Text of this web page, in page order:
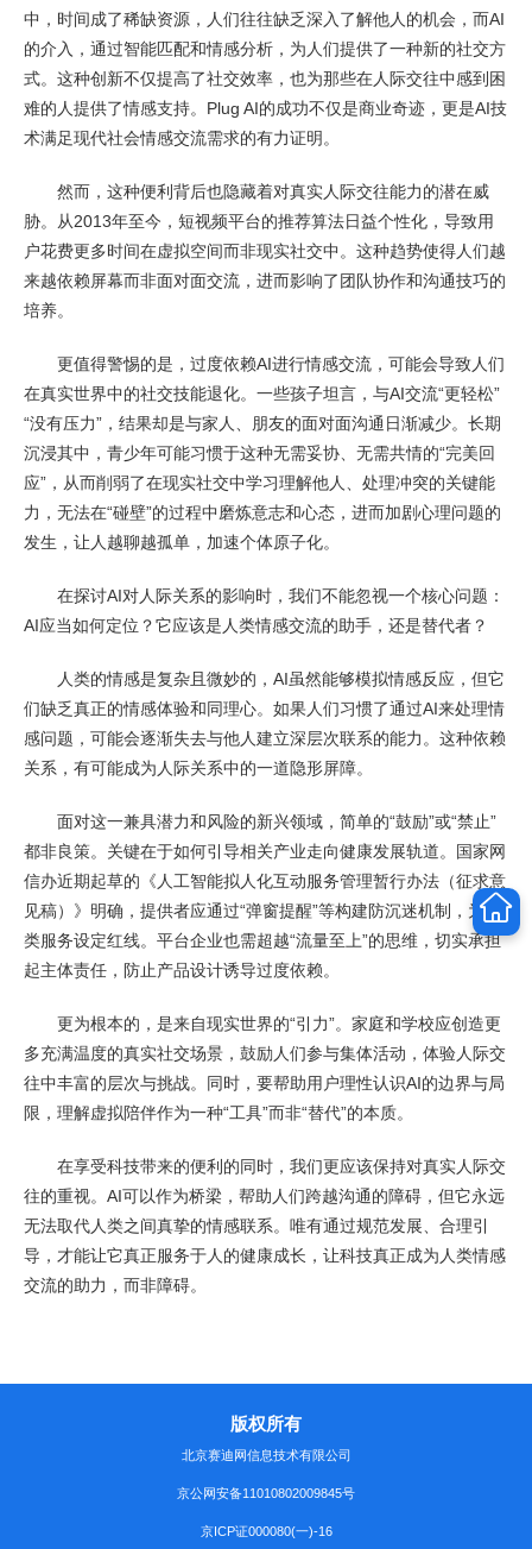
中，时间成了稀缺资源，人们往往缺乏深入了解他人的机会，而AI
的介入，通过智能匹配和情感分析，为人们提供了一种新的社交方
式。这种创新不仅提高了社交效率，也为那些在人际交往中感到困
难的人提供了情感支持。Plug AI的成功不仅是商业奇迹，更是AI技
术满足现代社会情感交流需求的有力证明。
然而，这种便利背后也隐藏着对真实人际交往能力的潜在威
胁。从2013年至今，短视频平台的推荐算法日益个性化，导致用
户花费更多时间在虚拟空间而非现实社交中。这种趋势使得人们越
来越依赖屏幕而非面对面交流，进而影响了团队协作和沟通技巧的
培养。
更值得警惕的是，过度依赖AI进行情感交流，可能会导致人们
在真实世界中的社交技能退化。一些孩子坦言，与AI交流“更轻松”
“没有压力”，结果却是与家人、朋友的面对面沟通日渐减少。长期
沉浸其中，青少年可能习惯于这种无需妥协、无需共情的“完美回
应”，从而削弱了在现实社交中学习理解他人、处理冲突的关键能
力，无法在“碰壁”的过程中磨炼意志和心态，进而加剧心理问题的
发生，让人越聊越孤单，加速个体原子化。
在探讨AI对人际关系的影响时，我们不能忽视一个核心问题：
AI应当如何定位？它应该是人类情感交流的助手，还是替代者？
人类的情感是复杂且微妙的，AI虽然能够模拟情感反应，但它
们缺乏真正的情感体验和同理心。如果人们习惯了通过AI来处理情
感问题，可能会逐渐失去与他人建立深层次联系的能力。这种依赖
关系，有可能成为人际关系中的一道隐形屏障。
面对这一兼具潜力和风险的新兴领域，简单的“鼓励”或“禁止”
都非良策。关键在于如何引导相关产业走向健康发展轨道。国家网
信办近期起草的《人工智能拟人化互动服务管理暂行办法（征求意
见稿）》明确，提供者应通过“弹窗提醒”等构建防沉迷机制，为这
类服务设定红线。平台企业也需超越“流量至上”的思维，切实承担
起主体责任，防止产品设计诱导过度依赖。
更为根本的，是来自现实世界的“引力”。家庭和学校应创造更
多充满温度的真实社交场景，鼓励人们参与集体活动，体验人际交
往中丰富的层次与挑战。同时，要帮助用户理性认识AI的边界与局
限，理解虚拟陪伴作为一种“工具”而非“替代”的本质。
在享受科技带来的便利的同时，我们更应该保持对真实人际交
往的重视。AI可以作为桥梁，帮助人们跨越沟通的障碍，但它永远
无法取代人类之间真挚的情感联系。唯有通过规范发展、合理引
导，才能让它真正服务于人的健康成长，让科技真正成为人类情感
交流的助力，而非障碍。
版权所有
北京赛迪网信息技术有限公司
京公网安备11010802009845号
京ICP证000080(一)-16